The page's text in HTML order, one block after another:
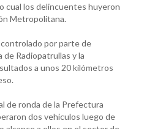
cual los delincuentes huyeron
Metropolitana.
por parte de
Radiopatrullas y la
a unos 20 kilómetros
de ronda de la Prefectura
dos vehículos luego de